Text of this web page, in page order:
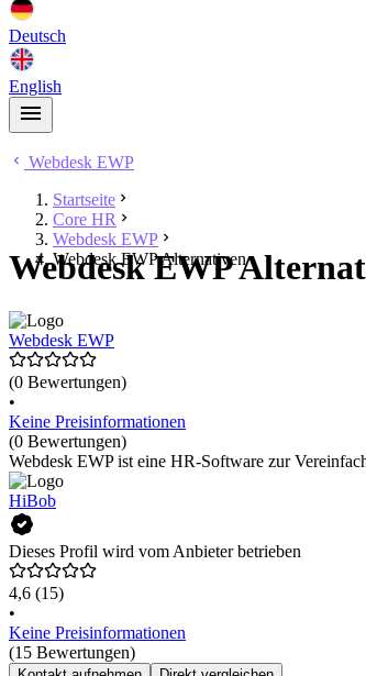
Deutsch
English
Webdesk EWP
Startseite
Core HR
Webdesk EWP
Webdesk EWP Alternativen
Webdesk EWP
Webdesk EWP
(0 Bewertungen)
•
Keine Preisinformationen
(0 Bewertungen)
Webdesk EWP ist eine HR-Software zur
HiBob
Dieses Profil wird vom Anbieter betrieben
4,6 (15)
•
Keine Preisinformationen
(15 Bewertungen)